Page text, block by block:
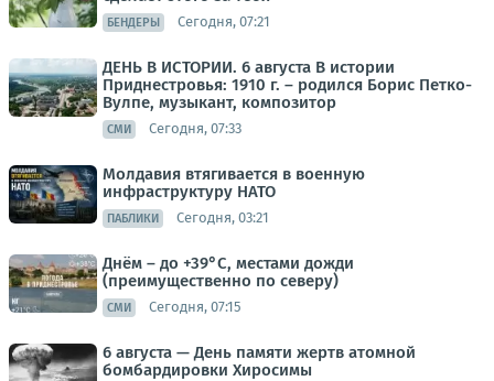
БЕНДЕРЫ Сегодня, 07:21
ДЕНЬ В ИСТОРИИ. 6 августа В истории
Приднестровья: 1910 г. – родился Борис Петко-
Вулпе, музыкант, композитор
СМИ Сегодня, 07:33
Молдавия втягивается в военную
инфраструктуру НАТО
ПАБЛИКИ Сегодня, 03:21
Днём – до +39°С, местами дожди
(преимущественно по северу)
СМИ Сегодня, 07:15
6 августа — День памяти жертв атомной
бомбардировки Хиросимы